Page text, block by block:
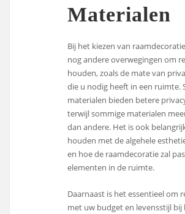
Materialen
Bij het kiezen van
nog andere overwegingen om
houden, zoals de mate van
die u nodig heeft in een ruimte.
materialen bieden betere
terwijl sommige materialen
dan andere. Het is ook
houden met de algehele
en hoe de raamdecoratie zal
elementen in de ruimte.
Daarnaast is het essentieel om
met uw budget en levensstijl bij